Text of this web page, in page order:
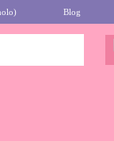
Blog